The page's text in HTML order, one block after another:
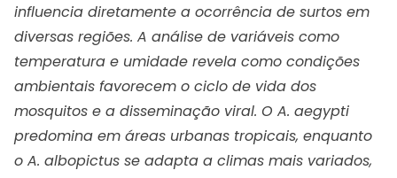
influencia diretamente a ocorrência de surtos em
diversas regiões. A análise de variáveis como
temperatura e umidade revela como condições
ambientais favorecem o ciclo de vida dos
mosquitos e a disseminação viral. O A. aegypti
predomina em áreas urbanas tropicais, enquanto
o A. albopictus se adapta a climas mais variados,